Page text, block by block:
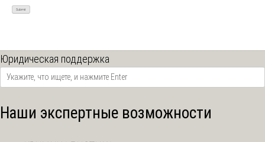
Юридическая поддержка
Наши экспертные возможности